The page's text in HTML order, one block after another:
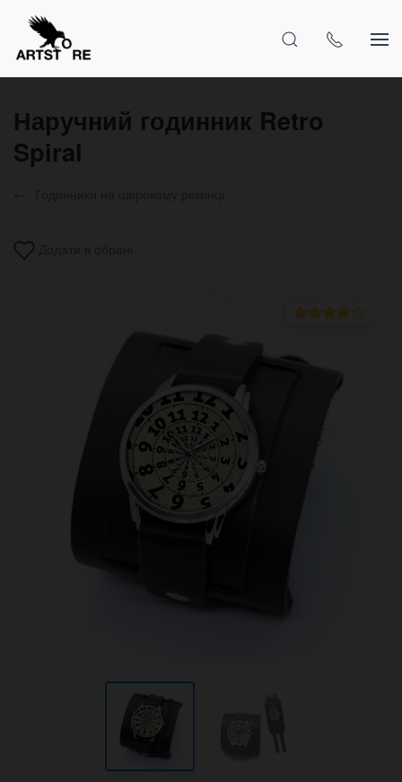
Наручний годинник Retro
Spiral